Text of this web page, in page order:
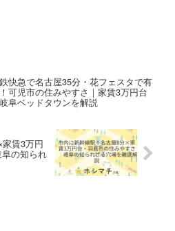
快急で名古屋35分・花フェスタで有
可児市の住みやすさ｜家賃3万円台
阜ベッドタウンを解説
賃3万円
の知られ